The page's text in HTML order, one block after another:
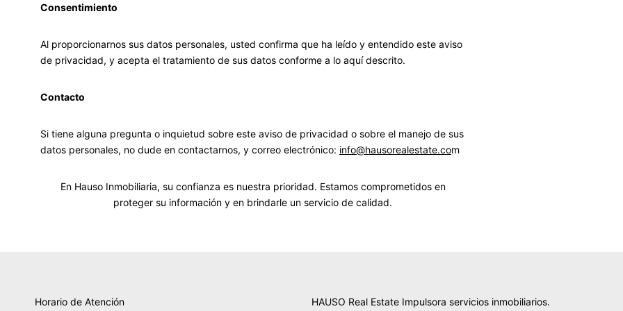
Consentimiento
Al proporcionarnos sus datos personales, usted confirma que ha leído y entendido este aviso
de privacidad, y acepta el tratamiento de sus datos conforme a lo aquí descrito.
Contacto
Si tiene alguna pregunta o inquietud sobre este aviso de privacidad o sobre el manejo de sus
datos personales, no dude en contactarnos, y correo electrónico: info@hausorealestate.com
En Hauso Inmobiliaria, su confianza es nuestra prioridad. Estamos comprometidos en
proteger su información y en brindarle un servicio de calidad.
Horario de Atención HAUSO Real Estate Impulsora servicios inmobiliarios.